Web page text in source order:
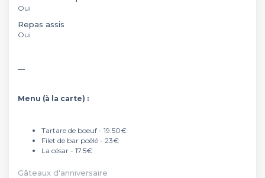
Oui
Repas assis
Oui
Menu (à la carte) :
Tartare de boeuf - 19.50€
Filet de bar poêlé - 23€
La césar - 17.5€
Gâteaux d'anniversaire